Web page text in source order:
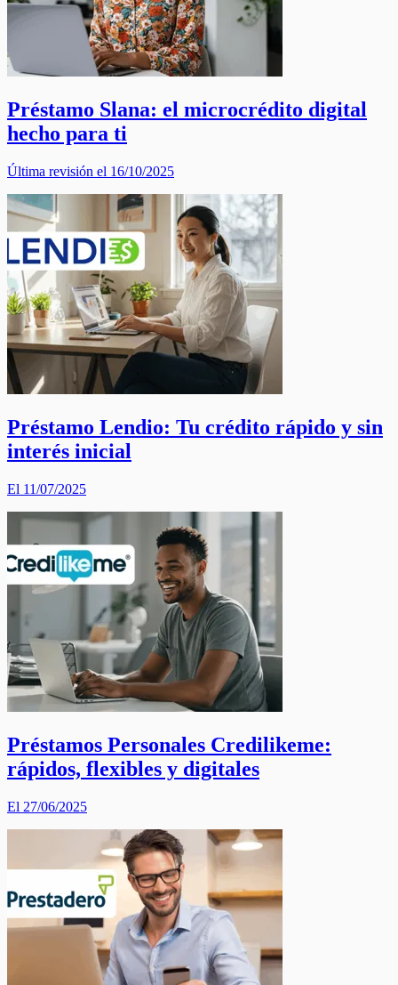
Préstamo Slana: el microcrédito digital
hecho para ti
Última revisión el 16/10/2025
Préstamo Lendio: Tu crédito rápido y sin
interés inicial
El 11/07/2025
Préstamos Personales Credilikeme:
rápidos, flexibles y digitales
El 27/06/2025